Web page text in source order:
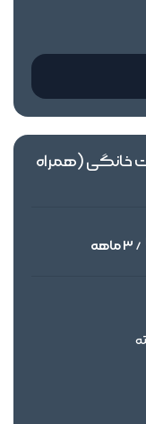
خانگی (همراه
/ 3 ماهه